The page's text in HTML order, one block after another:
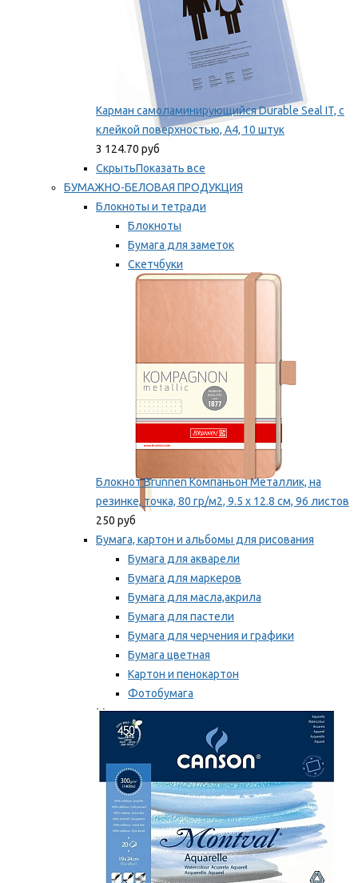
Карман самоламинирующийся Durable Seal IT, с
клейкой поверхностью, A4, 10 штук
3 124.70 руб
СкрытьПоказать все
БУМАЖНО-БЕЛОВАЯ ПРОДУКЦИЯ
Блокноты и тетради
Блокноты
Бумага для заметок
Скетчбуки
Тетради
Блокнот Brunnen Компаньон Металлик, на
резинке, точка, 80 гр/м2, 9.5 х 12.8 см, 96 листов
250 руб
Бумага, картон и альбомы для рисования
Бумага для акварели
Бумага для маркеров
Бумага для масла,акрила
Бумага для пастели
Бумага для черчения и графики
Бумага цветная
Картон и пенокартон
Фотобумага
Мы рекомендуем